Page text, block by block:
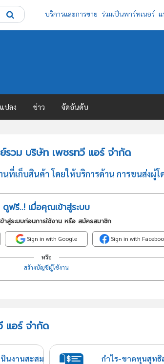
บริการและการขาย ร่วมเป็นพาร์ทเนอร์ แ
ปลง ข่าว จัดอันดับ
รวม บริษัท เพชรทวี แอร์ จำกัด
เก็บสินค้า โดยให้บริการด้าน การขนส่งผู้
ดูฟรี..! เมื่อคุณเข้าสู่ระบบ
าสู่ระบบก่อนการใช้งาน หรือ สมัครสมาชิก
Sign in with Google Sign in with
หรือ
สร้างบัญชีผู้ใช้งาน
แอร์ จำกัด
นินงานสะสม กำไร-ขาดทุนสุทธิ